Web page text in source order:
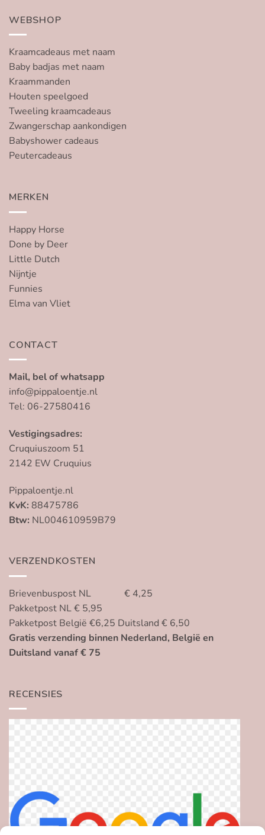
WEBSHOP
Kraamcadeaus met naam
Baby badjas met naam
Kraammanden
Houten speelgoed
Tweeling kraamcadeaus
Zwangerschap aankondigen
Babyshower cadeaus
Peutercadeaus
MERKEN
Happy Horse
Done by Deer
Little Dutch
Nijntje
Funnies
Elma van Vliet
CONTACT
Mail, bel of whatsapp
info@pippaloentje.nl
Tel: 06-27580416
Vestigingsadres:
Cruquiuszoom 51
2142 EW Cruquius
Pippaloentje.nl
KvK: 88475786
Btw: NL004610959B79
VERZENDKOSTEN
Brievenbuspost NL € 4,25
Pakketpost NL € 5,95
Pakketpost België €6,25 Duitsland € 6,50
Gratis verzending binnen Nederland, België en
Duitsland vanaf € 75
RECENSIES